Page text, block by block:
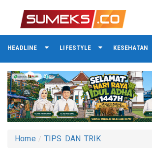
HEADLINE LIFESTYLE KESEHATAN
Home TIPS DAN TRIK